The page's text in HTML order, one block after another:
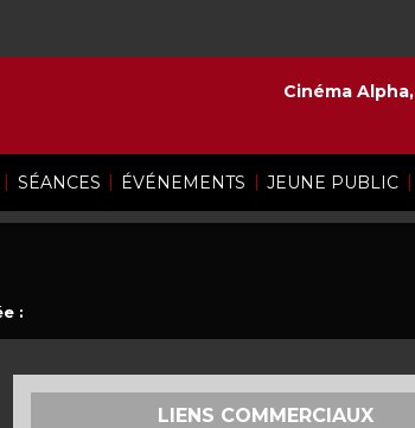
| SÉANCES | ÉVÉNEMENTS | JEUNE PUBLIC |
Cinéma Alpha,
:
LIENS COMMERCIAUX